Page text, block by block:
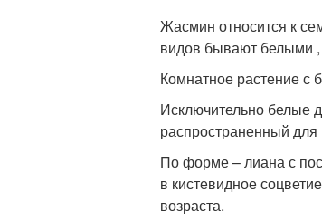
Жасмин относится к
видов бывают белыми
Комнатное растение с
Исключительно белые
распространенный
По форме – лиана с
в кистевидное
возраста.